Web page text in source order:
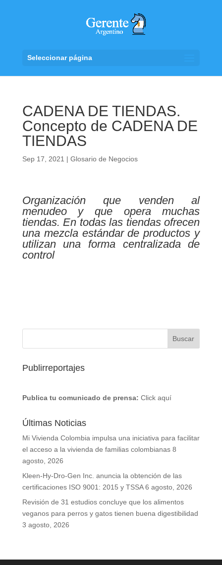
Seleccionar página
CADENA DE TIENDAS.
Concepto de CADENA DE
TIENDAS
Sep 17, 2021 | Glosario de Negocios
Organización que venden al
menudeo y que opera muchas
tiendas. En todas las tiendas ofrecen
una mezcla estándar de productos y
utilizan una forma centralizada de
control
Publirreportajes
Publica tu comunicado de prensa: Click aquí
Últimas Noticias
Mi Vivienda Colombia impulsa una iniciativa para facilitar
el acceso a la vivienda de familias colombianas 8
agosto, 2026
Kleen-Hy-Dro-Gen Inc. anuncia la obtención de las
certificaciones ISO 9001: 2015 y TSSA 6 agosto, 2026
Revisión de 31 estudios concluye que los alimentos
veganos para perros y gatos tienen buena digestibilidad
3 agosto, 2026